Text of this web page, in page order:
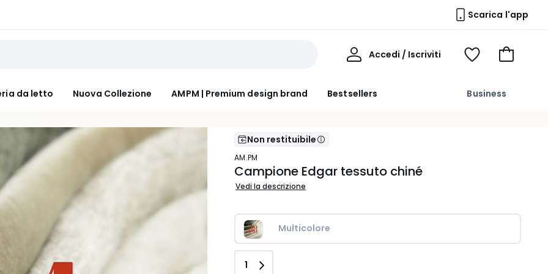
Scarica l'app
da letto Nuova Collezione AMPM | Premium design brand Bestsellers Business
Accedi / Iscriviti
Voir
Vai
Non restituibile, Più informazioni
AM.PM
Campione Edgar tessuto chiné
Vedi la descrizione
Multicolore
Quantità
1